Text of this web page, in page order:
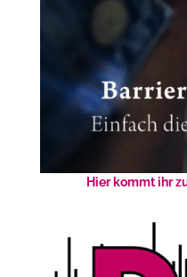
Hier kommt ihr